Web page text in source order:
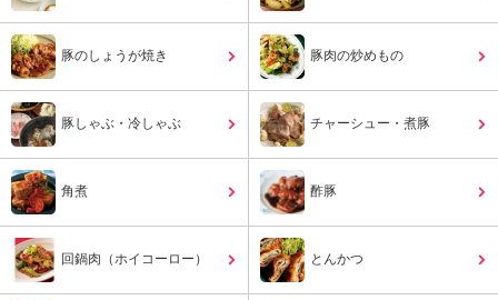
シ
ル
な
ょ
豚のしょうが焼き 豚肉の炒めもの
豚しゃぶ・冷しゃぶ チャーシュー・煮豚
角煮 酢豚
回鍋肉（ホイコーロー） とんかつ